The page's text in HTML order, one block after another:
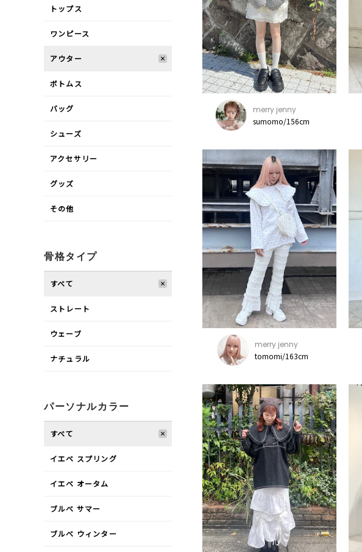
merry jenny
sumomo/156cm
merry jenny
tomomi/163cm
トップス
ワンピース
アウター
ボトムス
バッグ
シューズ
アクセサリー
グッズ
その他
骨格タイプ
すべて
ストレート
ウェーブ
ナチュラル
パーソナルカラー
すべて
イエベ スプリング
イエベ オータム
ブルべ サマー
ブルべ ウィンター